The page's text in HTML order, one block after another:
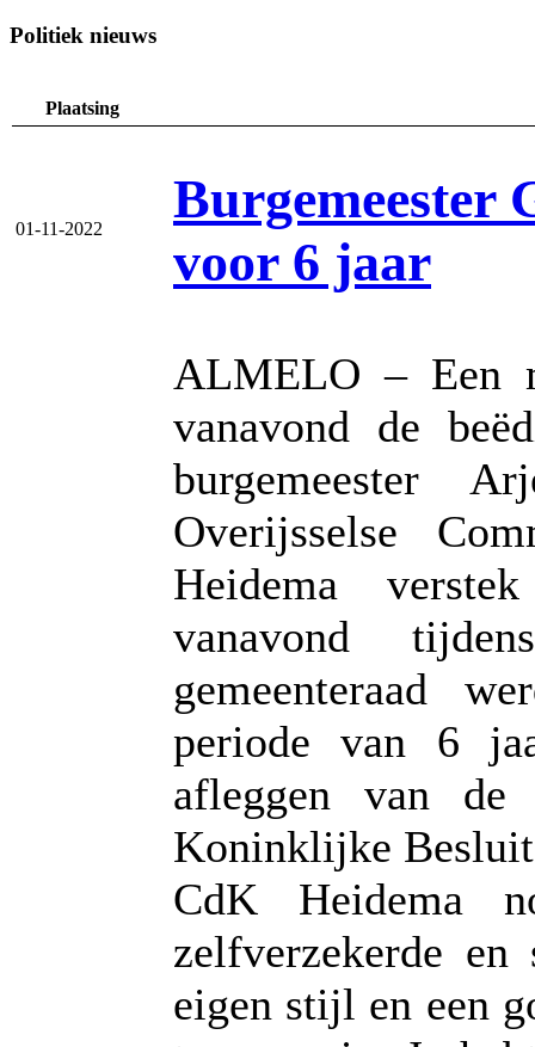
Politiek nieuws
Plaatsing
01-11-2022
Burgemeester
voor 6 jaar
ALMELO – Een
vanavond de
burgemeester
Overijsselse
Heidema
vanavond
gemeenteraad
periode van 6
afleggen van de
Koninklijke
CdK Heidema
zelfverzekerde en
eigen stijl en een